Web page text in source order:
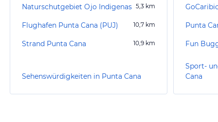
Naturschutgebiet Ojo Indigenas 5,3 km
Flughafen Punta Cana (PUJ) 10,7 km
Strand Punta Cana 10,9 km
Sehenswürdigkeiten in Punta Cana
Fun
Sport-
Cana